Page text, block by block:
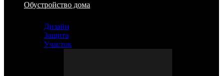
Обустройство дома
Дизайн
Защита
Участок